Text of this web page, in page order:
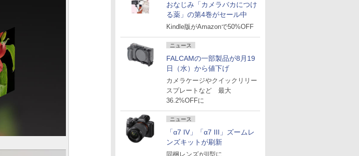
おなじみ「カメラバカにつけ
る薬」の第4巻がセール中
Kindle版がAmazonで50%OFF
ニュース
FALCAMの一部製品が8月19
日（水）から値下げ
カメラケージやクイックリリー
スプレートなど 最大
36.2%OFFに
ニュース
「α7 IV」「α7 III」ズームレ
ンズキットが刷新
同梱レンズがII型に